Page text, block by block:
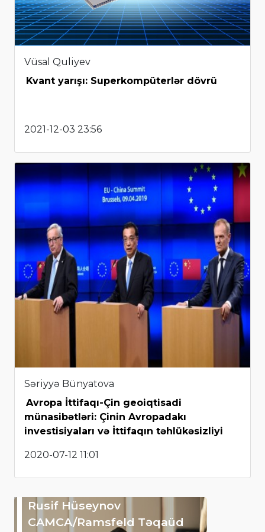
Vüsal Quliyev
Kvant yarışı: Superkompüterlər dövrü
2021-12-03 23:56
Səriyyə Bünyatova
Avropa İttifaqı-Çin geoiqtisadi
münasibətləri: Çinin Avropadakı
investisiyaları və İttifaqın təhlükəsizliyi
2020-07-12 11:01
Rusif Hüseynov
CAMCA/Ramsfeld Təqaüd